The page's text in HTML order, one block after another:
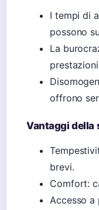
I tempi di
possono
La
offrono
Vantaggi della
brevi.
Comfort:
Accesso a